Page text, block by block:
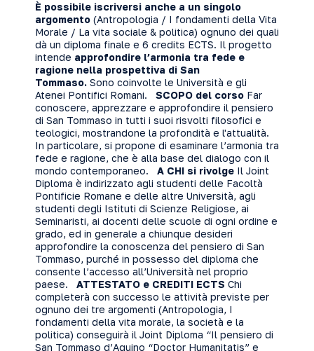
È possibile iscriversi anche a un singolo
argomento (Antropologia / I fondamenti della Vita
Morale / La vita sociale & politica) ognuno dei quali
dà un diploma finale e 6 credits ECTS. Il progetto
intende approfondire l’armonia tra fede e
ragione nella prospettiva di San
Tommaso. Sono coinvolte le Università e gli
Atenei Pontifici Romani. SCOPO del corso Far
conoscere, apprezzare e approfondire il pensiero
di San Tommaso in tutti i suoi risvolti filosofici e
teologici, mostrandone la profondità e l'attualità.
In particolare, si propone di esaminare l’armonia tra
fede e ragione, che è alla base del dialogo con il
mondo contemporaneo. A CHI si rivolge Il Joint
Diploma è indirizzato agli studenti delle Facoltà
Pontificie Romane e delle altre Università, agli
studenti degli Istituti di Scienze Religiose, ai
Seminaristi, ai docenti delle scuole di ogni ordine e
grado, ed in generale a chiunque desideri
approfondire la conoscenza del pensiero di San
Tommaso, purché in possesso del diploma che
consente l’accesso all’Università nel proprio
paese. ATTESTATO e CREDITI ECTS Chi
completerà con successo le attività previste per
ognuno dei tre argomenti (Antropologia, I
fondamenti della vita morale, la società e la
politica) conseguirà il Joint Diploma “Il pensiero di
San Tommaso d’Aquino “Doctor Humanitatis” e